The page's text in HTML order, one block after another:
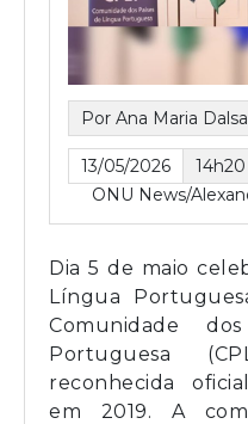
Por Ana Maria
13/05/2026
14h20
ONU News/
Dia 5 de maio
Língua
Comunidade
Portuguesa
reconhecida
em 2019. A